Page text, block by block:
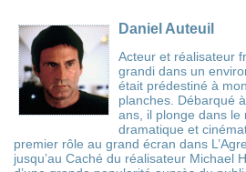
Daniel Auteuil
Acteur et réalisateur
grandi dans un
était prédestiné à
planches. Débarqué
ans, il plonge dans le
dramatique et
premier rôle au grand écran dans
jusqu’au Caché du réalisateur Michael